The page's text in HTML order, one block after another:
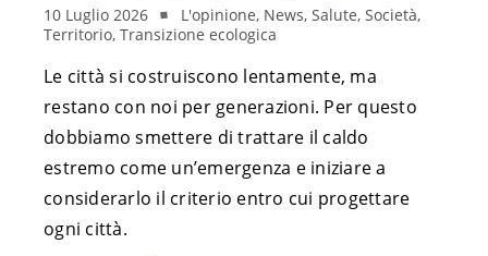
10 Luglio 2026
L'opinione, News, Salute, Società,
Territorio, Transizione ecologica
Le città si costruiscono lentamente, ma
restano con noi per generazioni. Per questo
dobbiamo smettere di trattare il caldo
estremo come un’emergenza e iniziare a
considerarlo il criterio entro cui progettare
ogni città.